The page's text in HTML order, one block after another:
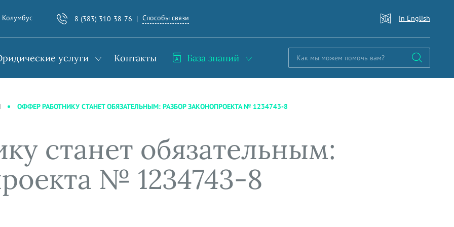
Колумбус 8 (383) 310-38-76 Способы связи in English
услуги Контакты База знаний
ОФФЕР РАБОТНИКУ СТАНЕТ ОБЯЗАТЕЛЬНЫМ: РАЗБОР ЗАКОНОПРОЕКТА № 1234743-8
станет обязательным:
№ 1234743-8